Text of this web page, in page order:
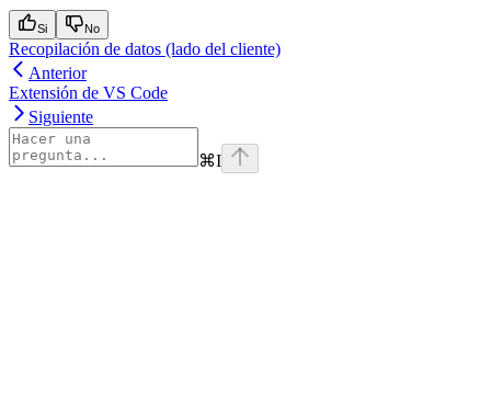
Si No
Recopilación de datos (lado del cliente)
Anterior
Extensión de VS Code
Siguiente
⌘I